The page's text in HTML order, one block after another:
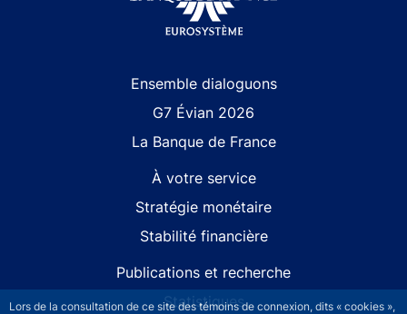
Lors de la consultation de ce site des témoins de connexion, dits « cookies »,
Ensemble dialoguons
G7 Évian 2026
La Banque de France
À votre service
Stratégie monétaire
Stabilité financière
Publications et recherche
Statistiques